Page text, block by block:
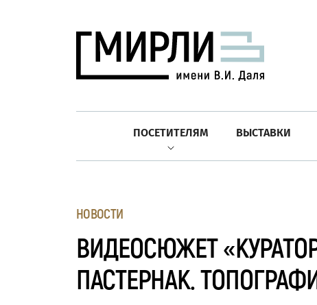
ПОСЕТИТЕЛЯМ ВЫСТАВКИ
НОВОСТИ
ВИДЕОСЮЖЕТ
ПАСТЕРНАК.